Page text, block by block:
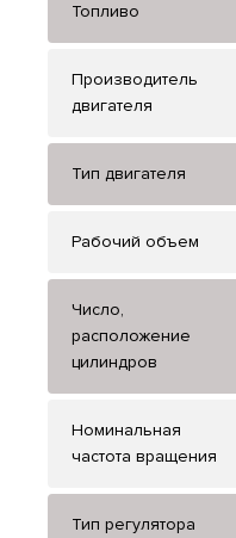
Топливо
Производитель
двигателя
Тип двигателя
Рабочий объем
Число,
расположение
цилиндров
Номинальная
частота вращения
Тип регулятора